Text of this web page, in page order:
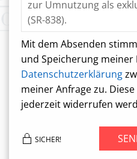
Mit dem Absenden
und Speicherung
Datenschutzerklärung
meiner Anfrage zu.
jederzeit widerrufen
SICHER!